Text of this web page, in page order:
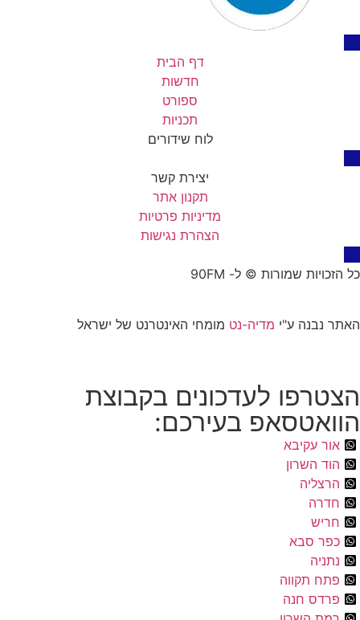
דף הבית
חדשות
ספורט
תכניות
לוח שידורים
יצירת קשר
תקנון אתר
מדיניות פרטיות
הצהרת נגישות
כל הזכויות שמורות © ל- 90FM
האתר נבנה ע"י מדיה-נט מומחי האינטרנט של ישראל
הצטרפו לעדכונים בקבוצת
הוואטסאפ בעירכם:
אור עקיבא
הוד השרון
הרצליה
חדרה
חריש
כפר סבא
נתניה
פתח תקווה
פרדס חנה